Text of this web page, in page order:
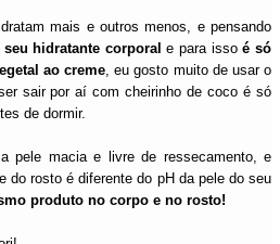
mais e outros menos, e pensando
hidratante corporal e para issoé só
ao creme, eu gosto muito de usar o
sair por aí com cheirinho de coco é só
de dormir.
pele macia e livre de ressecamento, e
do rosto é diferente do pH da pele do seu
produto no corpo e no rosto!